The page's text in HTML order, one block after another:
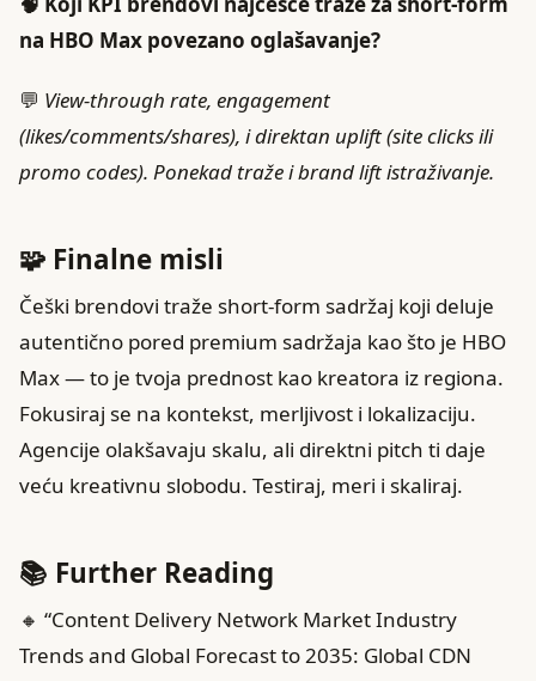
na HBO Max povezano oglašavanje?
💬 View-through rate, engagement
(likes/comments/shares), i direktan uplift (site clicks ili
promo codes). Ponekad traže i brand lift istraživanje.
🧩 Finalne misli
Češki brendovi traže short-form sadržaj koji deluje
autentično pored premium sadržaja kao što je HBO
Max — to je tvoja prednost kao kreatora iz regiona.
Fokusiraj se na kontekst, merljivost i lokalizaciju.
Agencije olakšavaju skalu, ali direktni pitch ti daje
veću kreativnu slobodu. Testiraj, meri i skaliraj.
📚 Further Reading
🔸 “Content Delivery Network Market Industry
Trends and Global Forecast to 2035: Global CDN